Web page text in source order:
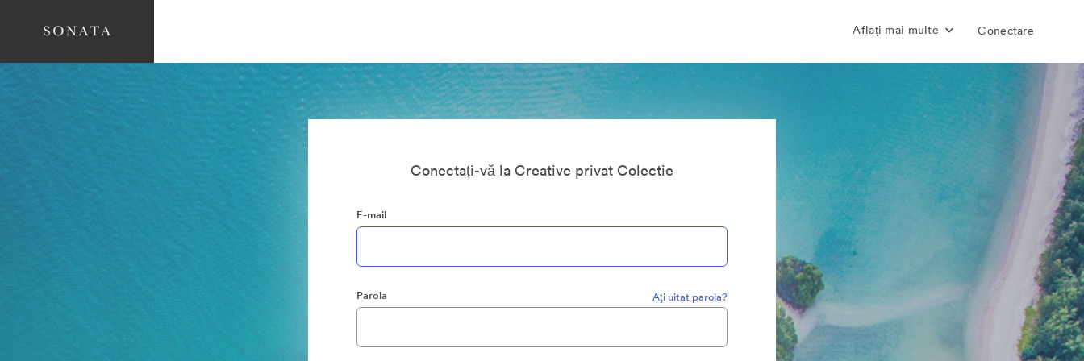
Aflați mai multe Conectare
Conectați-vă la Creative privat Colectie
E-mail
Parola Aţi uitat parola?